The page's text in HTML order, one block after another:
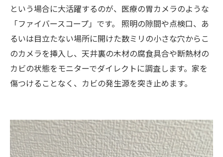
という場合に大活躍するのが、医療の胃カメラのような
「ファイバースコープ」です。 照明の隙間や点検口、あ
るいは目立たない場所に開けた数ミリの小さな穴からこ
のカメラを挿入し、天井裏の木材の腐食具合や断熱材の
カビの状態をモニターでダイレクトに調査します。家を
傷つけることなく、カビの発生源を突き止めます。